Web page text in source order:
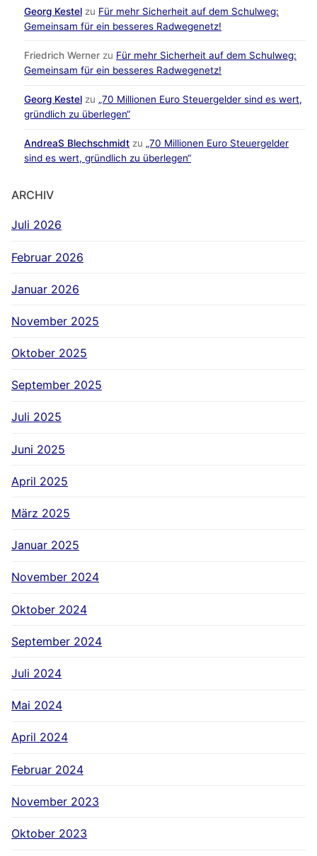
Georg Kestel zu Für mehr Sicherheit auf dem Schulweg:
Gemeinsam für ein besseres Radwegenetz!
Friedrich Werner zu Für mehr Sicherheit auf dem Schulweg:
Gemeinsam für ein besseres Radwegenetz!
Georg Kestel zu „70 Millionen Euro Steuergelder sind es wert,
gründlich zu überlegen“
AndreaS Blechschmidt zu „70 Millionen Euro Steuergelder
sind es wert, gründlich zu überlegen“
ARCHIV
Juli 2026
Februar 2026
Januar 2026
November 2025
Oktober 2025
September 2025
Juli 2025
Juni 2025
April 2025
März 2025
Januar 2025
November 2024
Oktober 2024
September 2024
Juli 2024
Mai 2024
April 2024
Februar 2024
November 2023
Oktober 2023